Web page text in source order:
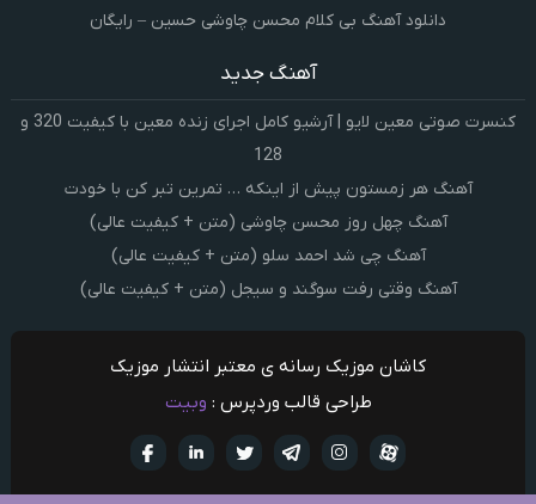
دانلود آهنگ بی کلام محسن چاوشی حسین – رایگان
آهنگ جدید
کنسرت صوتی معین لایو | آرشیو کامل اجرای زنده معین با کیفیت 320 و
128
آهنگ هر زمستون پیش از اینکه … تمرین تبر کن با خودت
آهنگ چهل روز محسن چاوشی (متن + کیفیت عالی)
آهنگ چی شد احمد سلو (متن + کیفیت عالی)
آهنگ وقتی رفت سوگند و سیجل (متن + کیفیت عالی)
کاشان موزیک رسانه ی معتبر انتشار موزیک
طراحی قالب وردپرس : وبیت
تويتر تلگرام
اینستاگرام آپارات